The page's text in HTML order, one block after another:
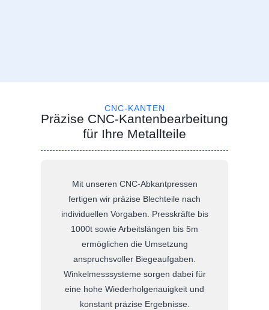
CNC-KANTEN
Präzise CNC-Kantenbearbeitung
für Ihre Metallteile
Mit unseren CNC-Abkantpressen
fertigen wir präzise Blechteile nach
individuellen Vorgaben. Presskräfte bis
1000t sowie Arbeitslängen bis 5m
ermöglichen die Umsetzung
anspruchsvoller Biegeaufgaben.
Winkelmesssysteme sorgen dabei für
eine hohe Wiederholgenauigkeit und
konstant präzise Ergebnisse.